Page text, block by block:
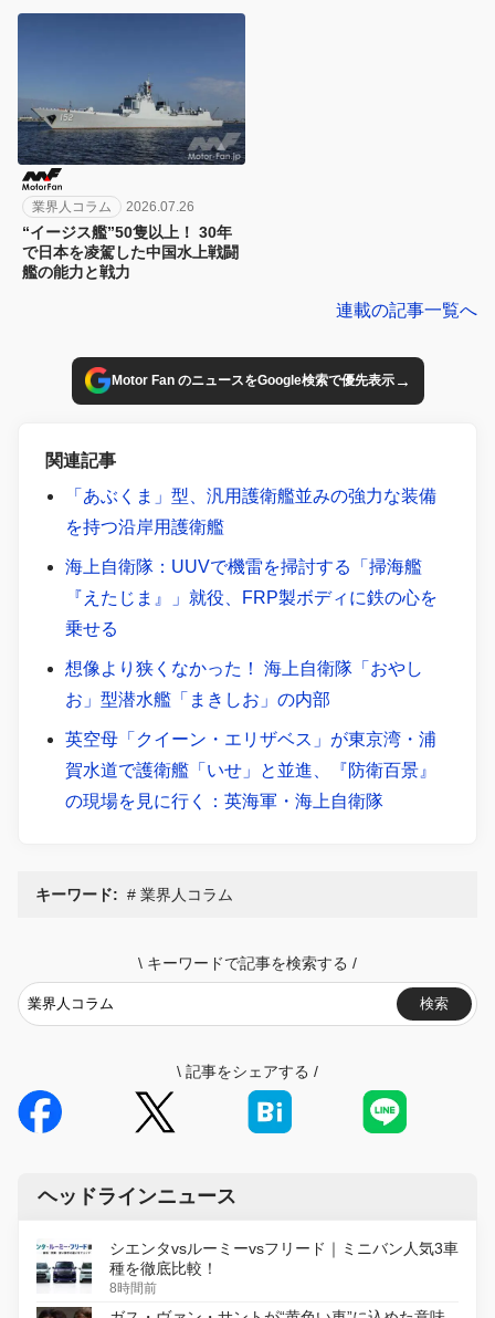
業界人コラム 2026.07.26
“イージス艦”50隻以上！ 30年
で日本を凌駕した中国水上戦闘
艦の能力と戦力
連載の記事一覧へ
Motor Fan のニュースをGoogle検索で優先表示→
関連記事
「あぶくま」型、汎用護衛艦並みの強力な装備
を持つ沿岸用護衛艦
海上自衛隊：UUVで機雷を掃討する「掃海艦
『えたじま』」就役、FRP製ボディに鉄の心を
乗せる
想像より狭くなかった！ 海上自衛隊「おやし
お」型潜水艦「まきしお」の内部
英空母「クイーン・エリザベス」が東京湾・浦
賀水道で護衛艦「いせ」と並進、『防衛百景』
の現場を見に行く：英海軍・海上自衛隊
キーワード: 業界人コラム
\ キーワードで記事を検索する /
検索
\ 記事をシェアする /
ヘッドラインニュース
シエンタvsルーミーvsフリード｜ミニバン人気3車
種を徹底比較！
8時間前